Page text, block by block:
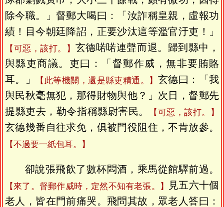
除今職。」督郵大喝曰：「汝詐稱皇親，虛報功
績！目今朝廷降詔，正要沙汰這等濫官汙吏！」
【可惡，該打。】 玄德喏喏連聲而退。歸到縣中，
與縣吏商議。吏曰：「督郵作威，無非要賄賂
耳。」
【此等機關，還是縣吏精通。】 玄德曰：「我
與民秋毫無犯，那得財物與他？」次日，督郵先
提縣吏去，勒令指稱縣尉害民。
【可惡，該打。】
玄德幾番自往求免，俱被門役阻住，不肯放參。
【不過要一紙包耳。】
卻說張飛飲了數杯悶酒，乘馬從館驛前過。
【來了。督郵作威時，定然不知有老張。】
見五六十個
老人，皆在門前痛哭。飛問其故，眾老人答曰：